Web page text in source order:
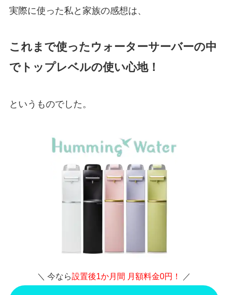
実際に使った私と家族の感想は、
これまで使ったウォーターサーバーの中
でトップレベルの使い心地！
というものでした。
＼ 今なら設置後1か月間 月額料金0円！ ／